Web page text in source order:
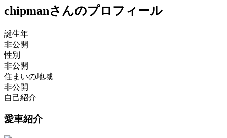
chipmanさんのプロフィール
誕生年
非公開
性別
非公開
住まいの地域
非公開
自己紹介
愛車紹介